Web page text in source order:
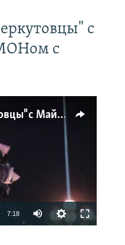
с
с
Как украинские "беркутовцы" с Майдана стали ОМОНом с Тверской
available
7:18